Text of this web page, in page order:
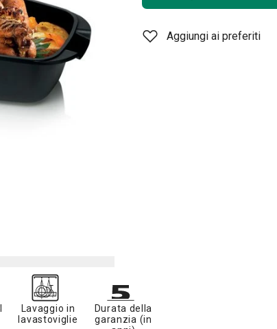
Aggiungi ai preferiti
Lavaggio in
lavastoviglie
Durata della
garanzia (in